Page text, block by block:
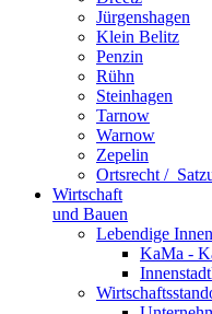
Jürgenshagen
Klein Belitz
Penzin
Rühn
Steinhagen
Tarnow
Warnow
Zepelin
Ortsrecht /
Wirtschaft
und Bauen
Lebendige
KaMa -